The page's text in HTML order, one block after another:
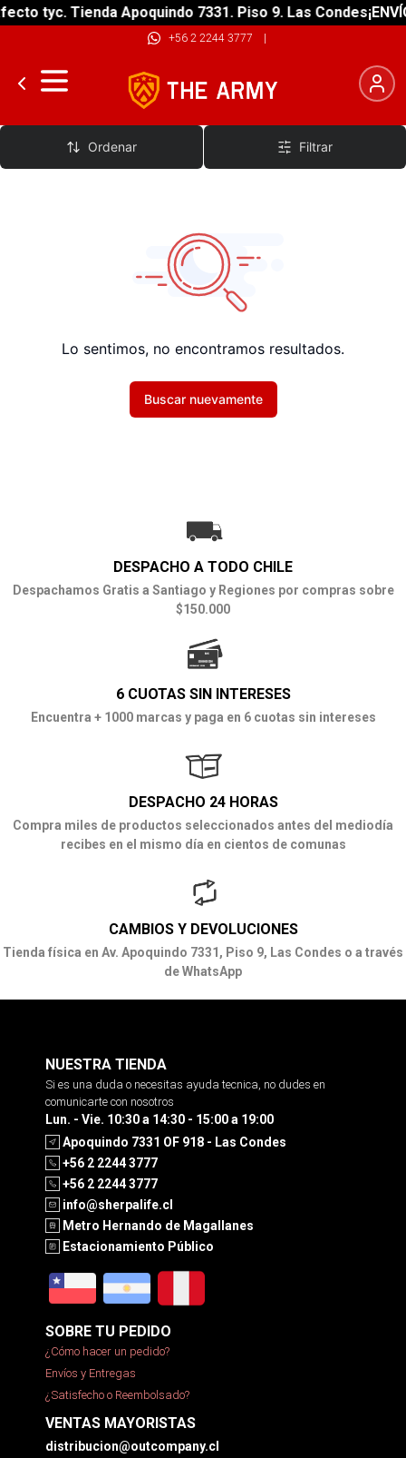
tyc. Tienda Apoquindo 7331. Piso 9. Las Condes
+56 2 2244 3777 |
BMX
Ordenar Filtrar
Lo sentimos, no encontramos resultados.
Buscar nuevamente
DESPACHO A TODO CHILE
Despachamos Gratis a Santiago y Regiones por compras sobre
$150.000
6 CUOTAS SIN INTERESES
Encuentra + 1000 marcas y paga en 6 cuotas sin intereses
DESPACHO 24 HORAS
Compra miles de productos seleccionados antes del mediodía
recibes en el mismo día en cientos de comunas
CAMBIOS Y DEVOLUCIONES
Tienda física en Av. Apoquindo 7331, Piso 9, Las Condes o a través
de WhatsApp
NUESTRA TIENDA
Si es una duda o necesitas ayuda tecnica, no dudes en
comunicarte con nosotros
Lun. - Vie. 10:30 a 14:30 - 15:00 a 19:00
Apoquindo 7331 OF 918 - Las Condes
+56 2 2244 3777
+56 2 2244 3777
info@sherpalife.cl
Metro Hernando de Magallanes
Estacionamiento Público
SOBRE TU PEDIDO
¿Cómo hacer un pedido?
Envíos y Entregas
¿Satisfecho o Reembolsado?
VENTAS MAYORISTAS
distribucion@outcompany.cl